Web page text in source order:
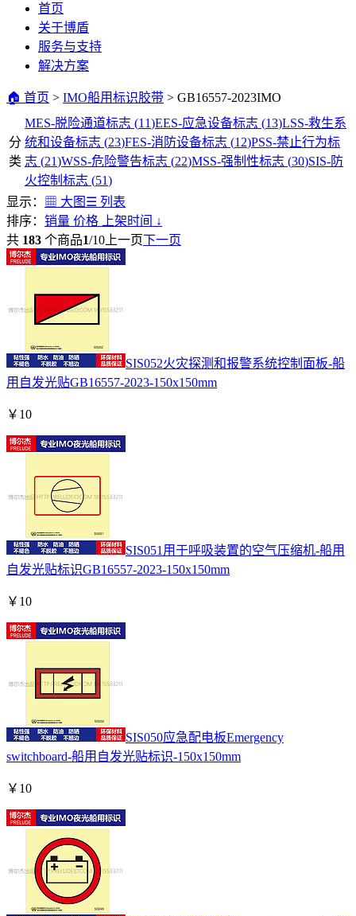
首页
关于博盾
服务与支持
解决方案
🏠 首页 > IMO船用标识胶带 > GB16557-2023IMO
分
类
MES-脱险通道标志 (11)EES-应急设备标志 (13)LSS-救生系
统和设备标志 (23)FES-消防设备标志 (12)PSS-禁止行为标
志 (21)WSS-危险警告标志 (22)MSS-强制性标志 (30)SIS-防
火控制标志 (51)
显示：
▦ 大图 ☰ 列表
排序： 销量 价格 上架时间 ↓
共 183 个商品1/10 上一页下一页
SIS052火灾探测和报警系统控制面板-船
用自发光贴GB16557-2023-150x150mm
￥ 10
SIS051用于呼吸装置的空气压缩机-船用
自发光贴标识GB16557-2023-150x150mm
￥ 10
SIS050应急配电板Emergency
switchboard-船用自发光贴标识-150x150mm
￥ 10